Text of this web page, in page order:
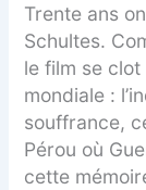
Trente ans
Schultes.
le film se
mondiale :
souffrance,
Pérou où
cette